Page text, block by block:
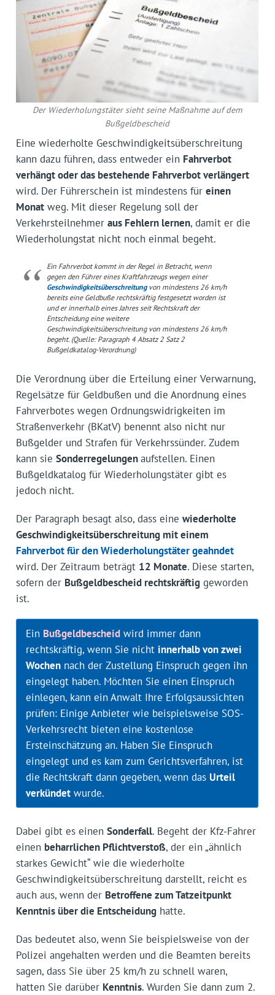
Der Wiederholungstäter sieht seine Maßnahme auf dem
Bußgeldbescheid
Eine wiederholte Geschwindigkeitsüberschreitung
kann dazu führen, dass entweder ein Fahrverbot
verhängt oder das bestehende Fahrverbot verlängert
wird. Der Führerschein ist mindestens für einen
Monatweg. Mit dieser Regelung soll der
Verkehrsteilnehmer aus Fehlern lernen, damit er die
Wiederholungstat nicht noch einmal begeht.
Ein Fahrverbot kommt in der Regel in Betracht, wenn
gegen den Führer eines Kraftfahrzeugs wegen einer
Geschwindigkeitsüberschreitungvon mindestens 26 km/h
bereits eine Geldbuße rechtskräftig festgesetzt worden ist
und er innerhalb eines Jahres seit Rechtskraft der
Entscheidung eine weitere
Geschwindigkeitsüberschreitung von mindestens 26 km/h
begeht. (Quelle: Paragraph 4 Absatz 2 Satz 2
Bußgeldkatalog-Verordnung)
Die Verordnung über die Erteilung einer Verwarnung,
Regelsätze für Geldbußen und die Anordnung eines
Fahrverbotes wegen Ordnungswidrigkeiten im
Straßenverkehr (BKatV) benennt also nicht nur
Bußgelder und Strafen für Verkehrssünder. Zudem
kann sie Sonderregelungenaufstellen. Einen
Bußgeldkatalog für Wiederholungstäter gibt es
jedoch nicht.
Der Paragraph besagt also, dass eine wiederholte
Geschwindigkeitsüberschreitung mit einem
Fahrverbot für den Wiederholungstäter geahndet
wird. Der Zeitraum beträgt 12 Monate. Diese starten,
sofern der Bußgeldbescheid rechtskräftiggeworden
ist.
Ein Bußgeldbescheidwird immer dann
rechtskräftig, wenn Sie nicht innerhalb von zwei
Wochennach der Zustellung Einspruch gegen ihn
eingelegt haben. Möchten Sie einen Einspruch
einlegen, kann ein Anwalt Ihre Erfolgsaussichten
prüfen: Einige Anbieter wie beispielsweise SOS-
Verkehrsrecht bieten eine kostenlose
Ersteinschätzung an. Haben Sie Einspruch
eingelegt und es kam zum Gerichtsverfahren, ist
die Rechtskraft dann gegeben, wenn das Urteil
verkündetwurde.
Dabei gibt es einen Sonderfall. Begeht der Kfz-Fahrer
einen beharrlichen Pflichtverstoß, der ein „ähnlich
starkes Gewicht“ wie die wiederholte
Geschwindigkeitsüberschreitung darstellt, reicht es
auch aus, wenn der Betroffene zum Tatzeitpunkt
Kenntnis über die Entscheidunghatte.
Das bedeutet also, wenn Sie beispielsweise von der
Polizei angehalten werden und die Beamten bereits
sagen, dass Sie über 25 km/h zu schnell waren,
hatten Sie darüber Kenntnis. Wurden Sie dann zum 2.